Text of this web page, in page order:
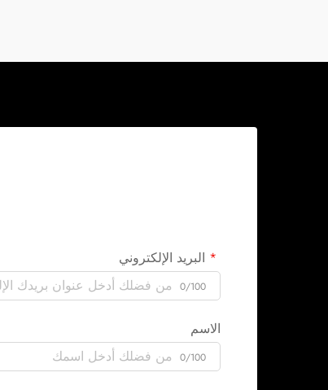
البريد الإلكتروني
0/100
الاسم
0/100